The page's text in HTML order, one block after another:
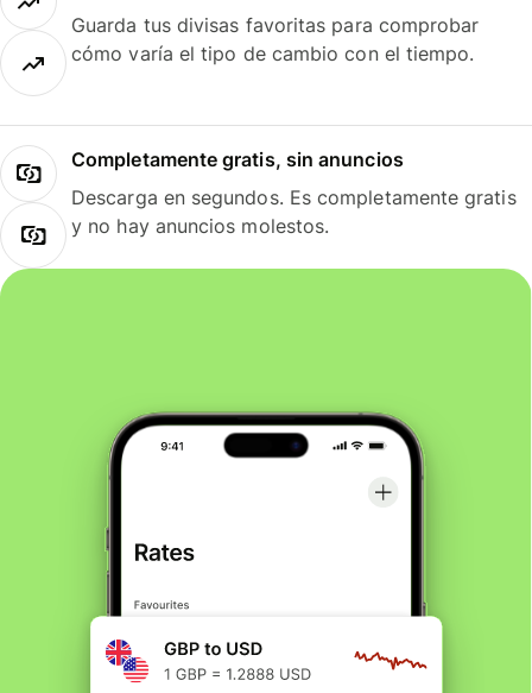
Guarda tus divisas favoritas para comprobar
cómo varía el tipo de cambio con el tiempo.
Completamente gratis, sin anuncios
Descarga en segundos. Es completamente gratis
y no hay anuncios molestos.